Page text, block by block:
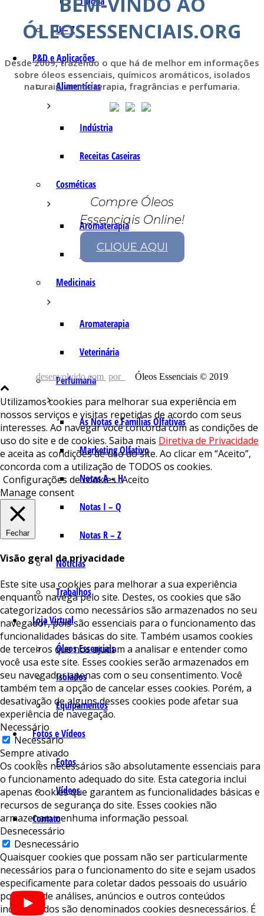
U – Z
P&D e Aplicações
Alimentícias
Indústria
Receitas Caseiras
Cosméticas
Aromaterapia
Fórmulas Caseiras
Medicinais
Aromaterapia
Veterinária
Perfumaria
As Notas e Famílias Olfativas
Marketing Olfativo
Notas A – H
Notas I – Q
Notas R – Z
Notícias
Trabalhos
Loja Virtual
Óleos Essenciais
Isolados
Equipamentos
Fotos e Vídeos
Fotos
Vídeos
Contato
ÓLEOSESSENCIAIS.ORG
Desde 2009, trazendo o que há de melhor em informações
sobre óleos essenciais, químicos aromáticos, isolados
naturais, aromaterapia, fragrâncias e perfumaria.
Compre Óleos
Essenciais Online!
CLIQUE AQUI
desenvolvido com por Óleos Essenciais © 2019
Utilizamos cookies para melhorar sua experiência em
nossos serviços e visitas repetidas de acordo com seus
interesses. Ao navegar você concorda com as condições de
uso do site e de cookies. Saiba mais Diretiva de Privacidade
e aceita as condições de uso do site. Ao clicar em “Aceito”,
concorda com a utilização de TODOS os cookies.
Configurações de cookies Aceito
Manage consent
Fechar
Visão geral da privacidade
Este site usa cookies para melhorar a sua experiência
enquanto navega pelo site. Destes, os cookies que são
categorizados como necessários são armazenados no seu
navegador, pois são essenciais para o funcionamento das
funcionalidades básicas do site. Também usamos cookies
de terceiros que nos ajudam a analisar e entender como
você usa este site. Esses cookies serão armazenados em
seu navegador apenas com o seu consentimento. Você
também tem a opção de cancelar esses cookies. Porém, a
desativação de alguns desses cookies pode afetar sua
experiência de navegação.
Necessário
Necessário
Sempre ativado
Os cookies necessários são absolutamente essenciais para
o funcionamento adequado do site. Esta categoria inclui
apenas cookies que garantem as funcionalidades básicas e
recursos de segurança do site. Esses cookies não
armazenam nenhuma informação pessoal.
Desnecessário
Desnecessário
Quaisquer cookies que possam não ser particularmente
necessários para o funcionamento do site e sejam usados ​​
especificamente para coletar dados pessoais do usuário
por meio de análises, anúncios e outros conteúdos
incorporados são denominados cookies desnecessários. É